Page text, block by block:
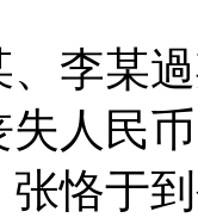
、李某
失人民
恪于